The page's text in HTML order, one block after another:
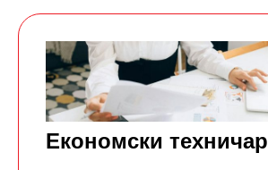
Економски техничар